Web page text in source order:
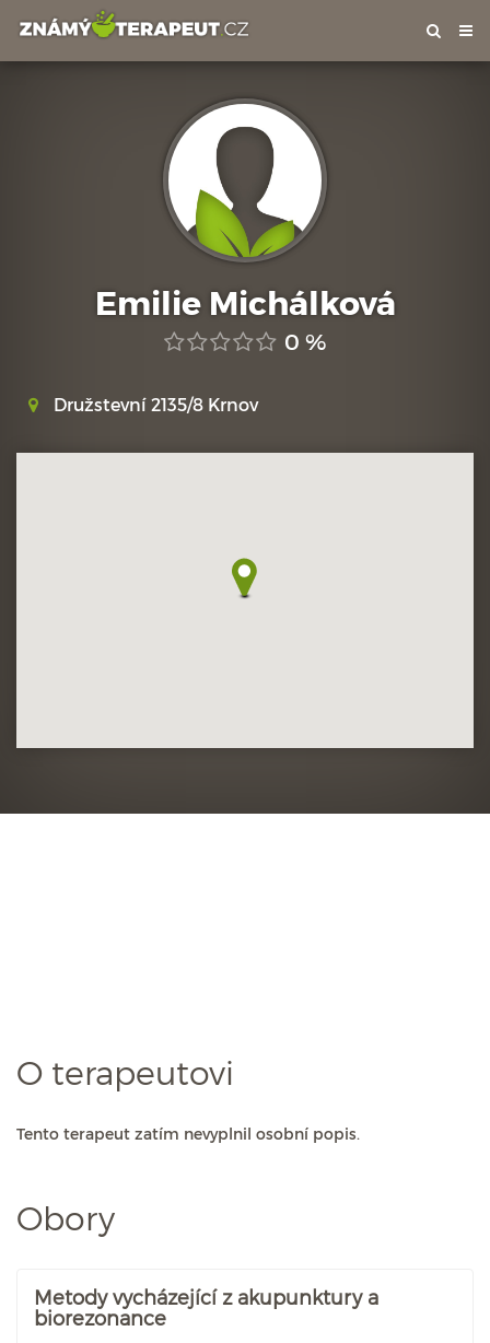
Emilie Michálková
0 %
Družstevní 2135/8 Krnov
O terapeutovi
Tento terapeut zatím nevyplnil osobní popis.
Obory
Metody vycházející z akupunktury a
biorezonance